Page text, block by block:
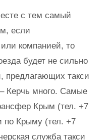
с тем самый
если
компанией, то
будет не сильно
предлагающих такси
Керчь много. Самые
Крым (тел. +7
по Крыму (тел. +7
служба такси